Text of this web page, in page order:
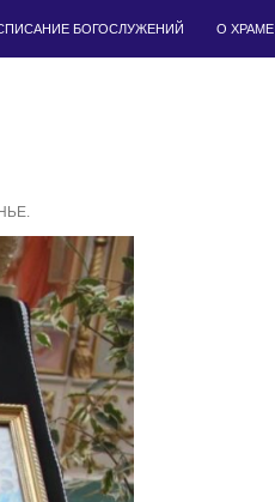
БОГОСЛУЖЕНИЙ О ХРАМЕ